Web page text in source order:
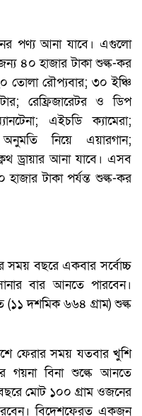
পণ্য আনা যাবে। এগুলো
৪০ হাজার টাকা শুল্ক-কর
তোলা রৌপ্যবার; ৩০ ইঞ্চি
রেফ্রিজারেটর ও ডিপ
এইচডি ক্যামেরা;
অনুমতি নিয়ে এয়ারগান;
ড্রায়ার আনা যাবে। এসব
টাকা পর্যন্ত শুল্ক-কর
সময় বছরে একবার সর্বোচ্চ
বার আনতে পারবেন।
(১১ দশমিক ৬৬৪ গ্রাম) শুল্ক
ফেরার সময় যতবার খুশি
গয়না বিনা শুল্কে আনতে
মোট ১০০ গ্রাম ওজনের
বিদেশফেরত একজন